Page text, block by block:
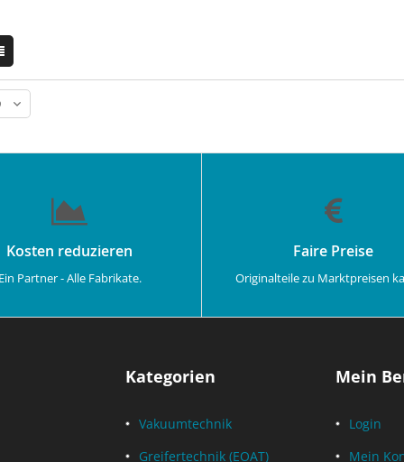
Kosten reduzieren
Partner - Alle Fabrikate.
Faire Preise
Originalteile zu Marktpreisen
Kategorien
Vakuumtechnik
Greifertechnik (EOAT)
Mein
Login
Mein